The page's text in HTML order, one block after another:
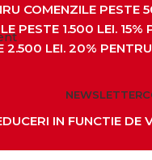
COMENZILE PESTE
PESTE 1.500 LEI. 15%
2.500 LEI. 20%
NEWSLETTER
IN FUNCTIE DE